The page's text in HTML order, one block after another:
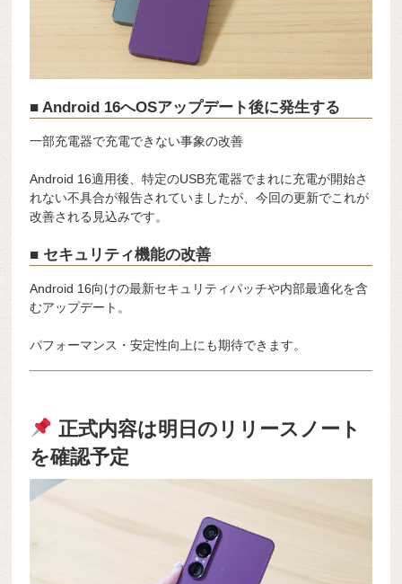
■ Android 16へOSアップデート後に発生する
一部充電器で充電できない事象の改善
Android 16適用後、特定のUSB充電器でまれに充電が開始さ
れない不具合が報告されていましたが、今回の更新でこれが
改善される見込みです。
■ セキュリティ機能の改善
Android 16向けの最新セキュリティパッチや内部最適化を含
むアップデート。
パフォーマンス・安定性向上にも期待できます。
正式内容は明日のリリースノート
を確認予定